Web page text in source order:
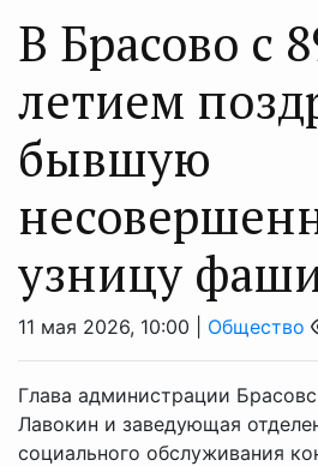
В Брасово с
летием
бывшую
узницу
11 мая 2026, 10:00 | Общество
Глава администрации
Лавокин и заведующая
социального обслуживания